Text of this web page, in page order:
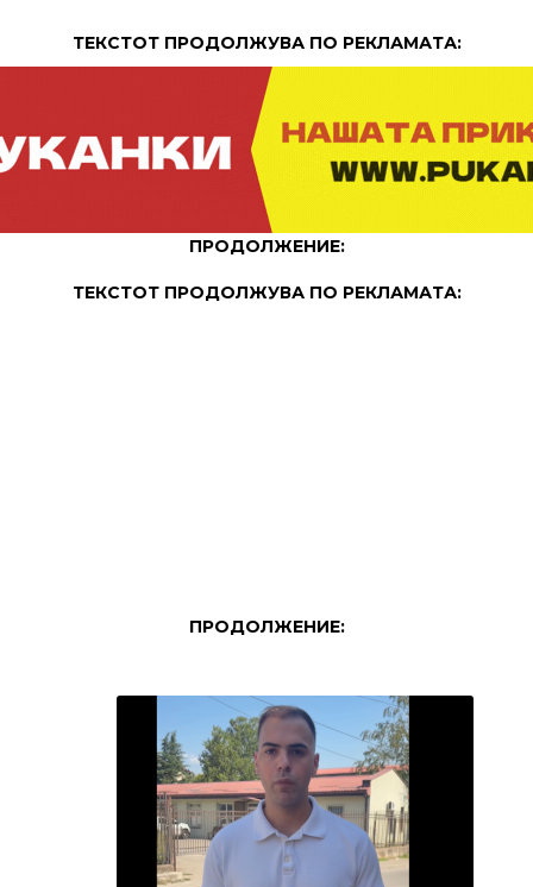
ТЕКСТОТ ПРОДОЛЖУВА ПО РЕКЛАМАТА:
ПРОДОЛЖЕНИЕ:
ТЕКСТОТ ПРОДОЛЖУВА ПО РЕКЛАМАТА:
ПРОДОЛЖЕНИЕ: